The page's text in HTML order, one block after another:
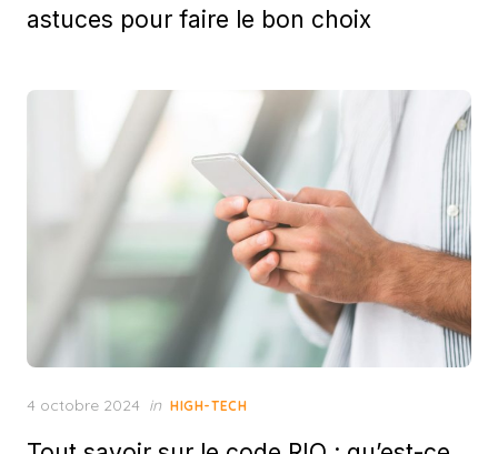
astuces pour faire le bon choix
Posted
4 octobre 2024 in HIGH-TECH